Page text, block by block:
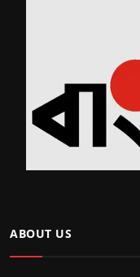
ABOUT US